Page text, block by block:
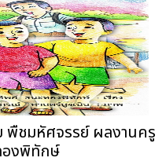
พืชมหัศจรรย์ ผลงานครู
องพิทักษ์